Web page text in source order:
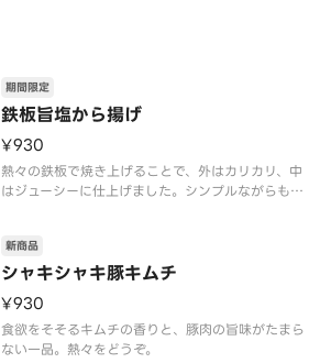
鉄板旨塩から揚げ
期間限定
¥930
熱々の鉄板で焼き上げることで、外はカリカリ、中
はジューシーに仕上げました。シンプルながらも奥
シャキシャキ豚キムチ
新商品
¥930
食欲をそそるキムチの香りと、豚肉の旨味がたまら
ない一品。熱々をどうぞ。